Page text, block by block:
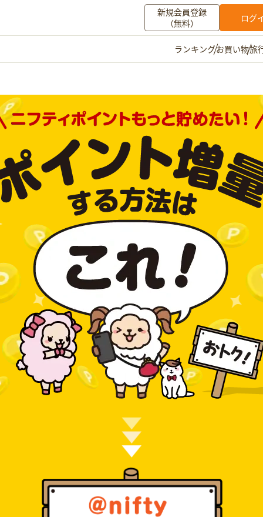
新規会員登録
（無料）
ログ
ポイント通帳 ポイント交換 登録情報
その他
お知らせ
キャンペーン
初心者ガイド
よくある質問
お問い合わせ
ランキングお買い物旅